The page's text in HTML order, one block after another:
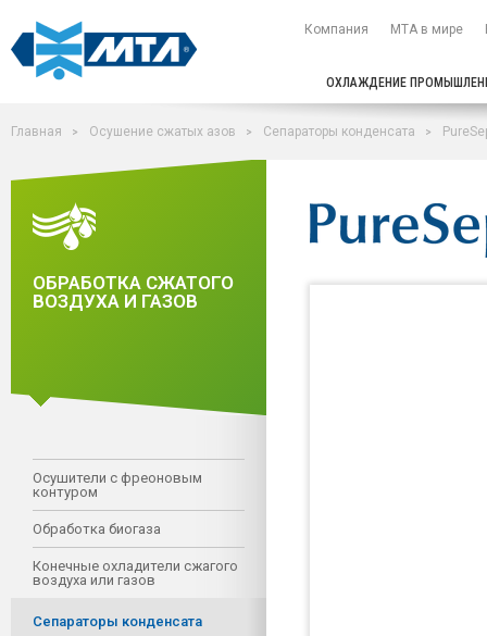
ОХЛАЖДЕНИЕ
Компания МТА в мире
Главная Осушение сжатых азов Сепараторы конденсата
ОБРАБОТКА СЖАТОГО
ВОЗДУХА И ГАЗОВ
Осушители с фреоновым
контуром
Обработка биогаза
Конечные охладители сжагого
воздуха или газов
Сепараторы конденсата